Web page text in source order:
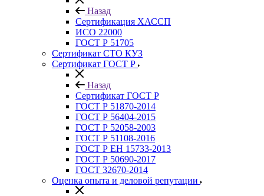
Назад
Сертификация ХАССП
ИСО 22000
ГОСТ Р 51705
Сертификат СТО КУЗ
Сертификат ГОСТ Р
Назад
Сертификат ГОСТ Р
ГОСТ Р 51870-2014
ГОСТ Р 56404-2015
ГОСТ Р 52058-2003
ГОСТ Р 51108-2016
ГОСТ Р ЕН 15733-2013
ГОСТ Р 50690-2017
ГОСТ 32670-2014
Оценка опыта и деловой репутации